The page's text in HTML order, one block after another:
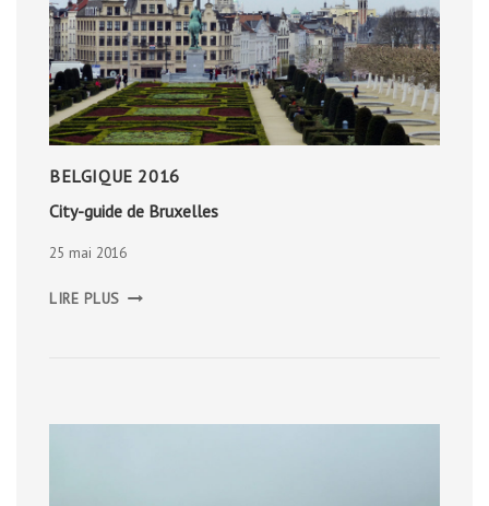
BELGIQUE 2016
City-guide de Bruxelles
25 mai 2016
LIRE PLUS GUIDE